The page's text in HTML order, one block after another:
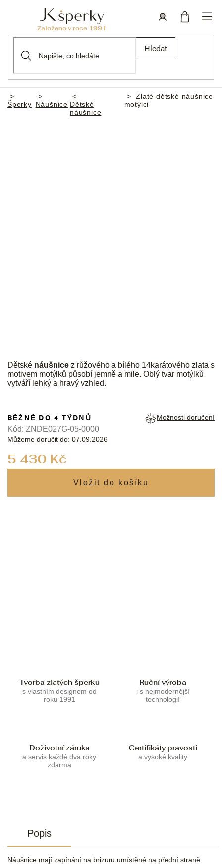
Hledat
Domů
Šperky Náušnice Dětské
náušnice
Zlaté dětské náušnice
motýlci
Dětské náušnice z růžového a bílého 14karátového zlata s
motivem motýlků působí jemně a mile. Oblý tvar motýlků
vytváří lehký a hravý vzhled.
5 430 Kč
BĚŽNĚ DO 4 TÝDNŮ
Můžeme doručit do: 07.09.2026
Možnosti doručení
Kód: ZNDE027G-05-0000
Tvorba zlatých šperků
s vlastním designem od
roku 1991
Ruční výroba
i s nejmodernější
technologií
Doživotní záruka
a servis každé dva roky
zdarma
Certifikáty pravosti
a vysoké kvality
Popis
Náušnice mají zapínání na brizuru umístěné na přední straně.